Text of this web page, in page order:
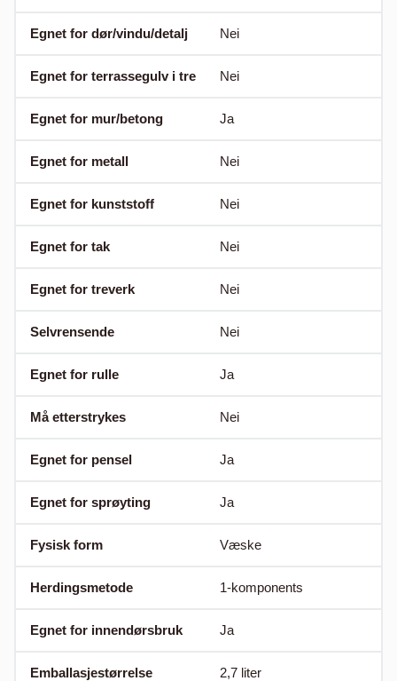
Egnet for dør/vindu/detalj Nei
Egnet for terrassegulv i tre Nei
Egnet for mur/betong Ja
Egnet for metall Nei
Egnet for kunststoff Nei
Egnet for tak Nei
Egnet for treverk Nei
Selvrensende Nei
Egnet for rulle Ja
Må etterstrykes Nei
Egnet for pensel Ja
Egnet for sprøyting Ja
Fysisk form Væske
Herdingsmetode 1-komponents
Egnet for innendørsbruk Ja
Emballasjestørrelse 2,7 liter